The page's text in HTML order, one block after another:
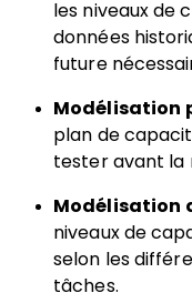
les niveaux de
données
future
Modélisation
plan de
tester avant la
Modélisation
niveaux de
selon les
tâches.